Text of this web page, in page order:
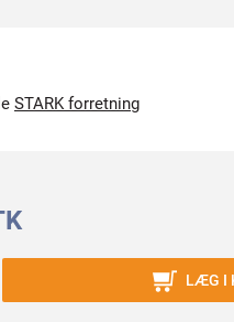
STARK forretning
LÆG I